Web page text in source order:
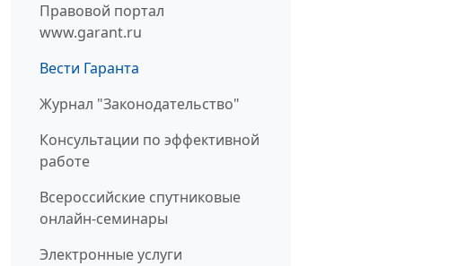
Правовой портал
www.garant.ru
Вести Гаранта
Журнал "Законодательство"
Консультации по эффективной
работе
Всероссийские спутниковые
онлайн-семинары
Электронные услуги